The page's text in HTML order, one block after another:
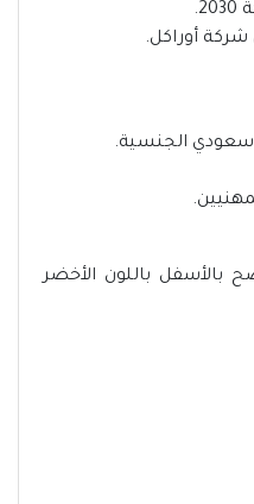
أوراكل.
سعودي الجنسية.
بالأسفل باللون الأخضر